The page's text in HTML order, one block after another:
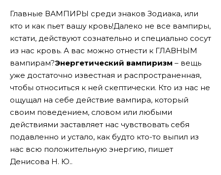
Главные ВАМПИРЫ среди знаков Зодиака, или
кто и как пьет вашу кровь!Далеко не все вампиры,
кстати, действуют сознательно и специально сосут
из нас кровь. А вас можно отнести к ГЛАВНЫМ
вампирам?Энергетический вампиризм – вещь
уже достаточно известная и распространенная,
чтобы относиться к ней скептически. Кто из нас не
ощущал на себе действие вампира, который
своим поведением, словом или любыми
действиями заставляет нас чувствовать себя
подавленно и устало, как будто кто-то выпил из
нас всю положительную энергию, пишет
Денисова Н. Ю..